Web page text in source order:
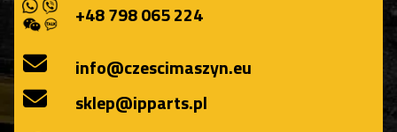
+48 798 065 224
info@czescimaszyn.eu
sklep@ipparts.pl